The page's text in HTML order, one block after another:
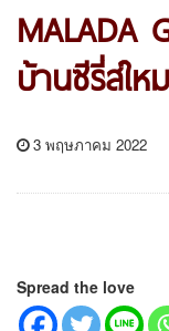
MALADA
บ้านซีรี่ส์ใ
3 พฤษภาคม 2022
Spread the love